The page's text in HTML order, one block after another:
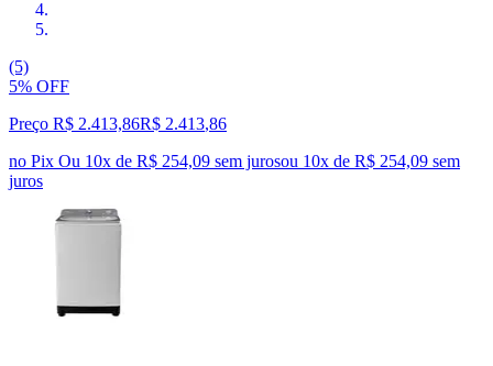
(5)
5% OFF
Preço R$ 2.413,86R$ 2.413,86
no Pix Ou 10x de R$ 254,09 sem jurosou 10x de R$ 254,09 sem
juros